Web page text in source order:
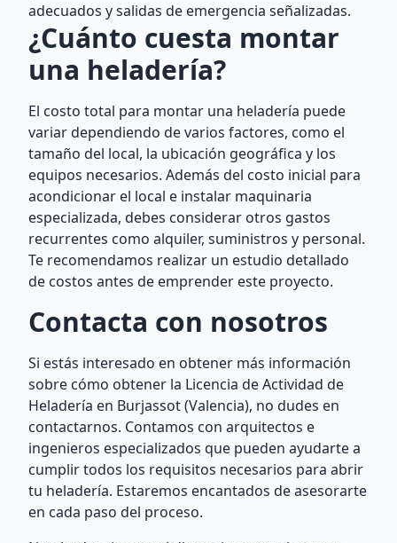
adecuados y salidas de emergencia señalizadas.
¿Cuánto cuesta montar
una heladería?
El costo total para montar una heladería puede
variar dependiendo de varios factores, como el
tamaño del local, la ubicación geográfica y los
equipos necesarios. Además del costo inicial para
acondicionar el local e instalar maquinaria
especializada, debes considerar otros gastos
recurrentes como alquiler, suministros y personal.
Te recomendamos realizar un estudio detallado
de costos antes de emprender este proyecto.
Contacta con nosotros
Si estás interesado en obtener más información
sobre cómo obtener la Licencia de Actividad de
Heladería en Burjassot (Valencia), no dudes en
contactarnos. Contamos con arquitectos e
ingenieros especializados que pueden ayudarte a
cumplir todos los requisitos necesarios para abrir
tu heladería. Estaremos encantados de asesorarte
en cada paso del proceso.